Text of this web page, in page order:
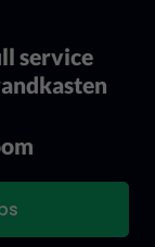
service